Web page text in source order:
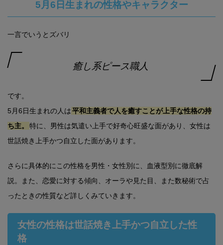
5月6日生まれの性格やキャラクター
一言でいうとズバリ
癒し系ピース職人
です。
5月6日生まれの人は平和主義者で人を癒すことが上手な性格の持
ち主。
特に、男性は気遣い上手で好奇心旺盛な面があり、女性は
世話焼き上手かつ自立した面があります。
さらに具体的にこの性格を男性・女性別に、血液型別に徹底解
説。また、恋愛に対する傾向、オーラや見た目、また数秘術で占
ったときの性質など詳しくみていきます。
女性の性格は世話焼き上手かつ自立した性
格